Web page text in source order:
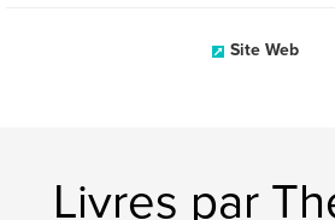
Site Web
Livres par